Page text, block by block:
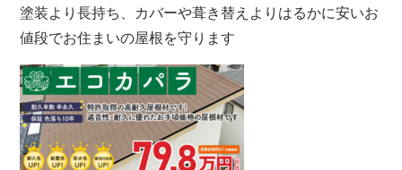
塗装より長持ち、カバーや葺き替えよりはるかに安いお
値段でお住まいの屋根を守ります